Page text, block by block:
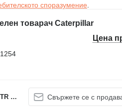
споразумение
товарач Caterpillar
Цена
Свържете се с